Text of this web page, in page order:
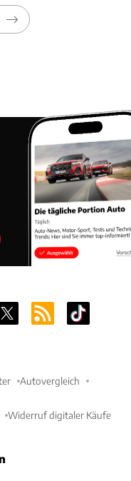
Autovergleich
Widerruf digitaler Käufe